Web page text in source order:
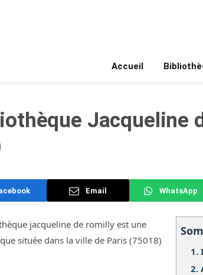
Accueil
Jacqueline
Email WhatsApp
1.
2.
jacqueline de romilly est une
située dans la ville de Paris (75018)